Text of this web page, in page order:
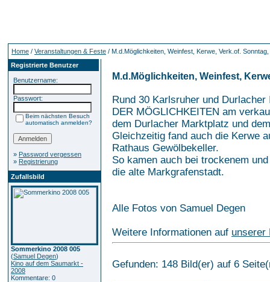
Home / Veranstaltungen & Feste / M.d.Möglichkeiten, Weinfest, Kerwe, Verk.of.
Registrierte Benutzer
Benutzername:
Passwort:
Beim nächsten Besuch
automatisch anmelden?
» Password vergessen
» Registrierung
Zufallsbild
Sommerkino 2008 005
(Samuel Degen)
Kino auf dem Saumarkt -
2008
Kommentare: 0
M.d.Möglichkeiten, Weinfest,
Rund 30 Karlsruher und
DER MÖGLICHKEITEN am
dem Durlacher Marktplatz und
Gleichzeitig fand auch die Kerwe
Rathaus Gewölbekeller.
So kamen auch bei trockenem
die alte Markgrafenstadt.
Alle Fotos von Samuel Degen
Weitere Informationen auf unserer
Gefunden: 148 Bild(er) auf 6